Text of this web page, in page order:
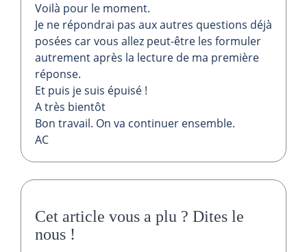
Voilà pour le moment.
Je ne répondrai pas aux autres questions déjà
posées car vous allez peut-être les formuler
autrement après la lecture de ma première
réponse.
Et puis je suis épuisé !
A très bientôt
Bon travail. On va continuer ensemble.
AC
Cet article vous a plu ? Dites le
nous !